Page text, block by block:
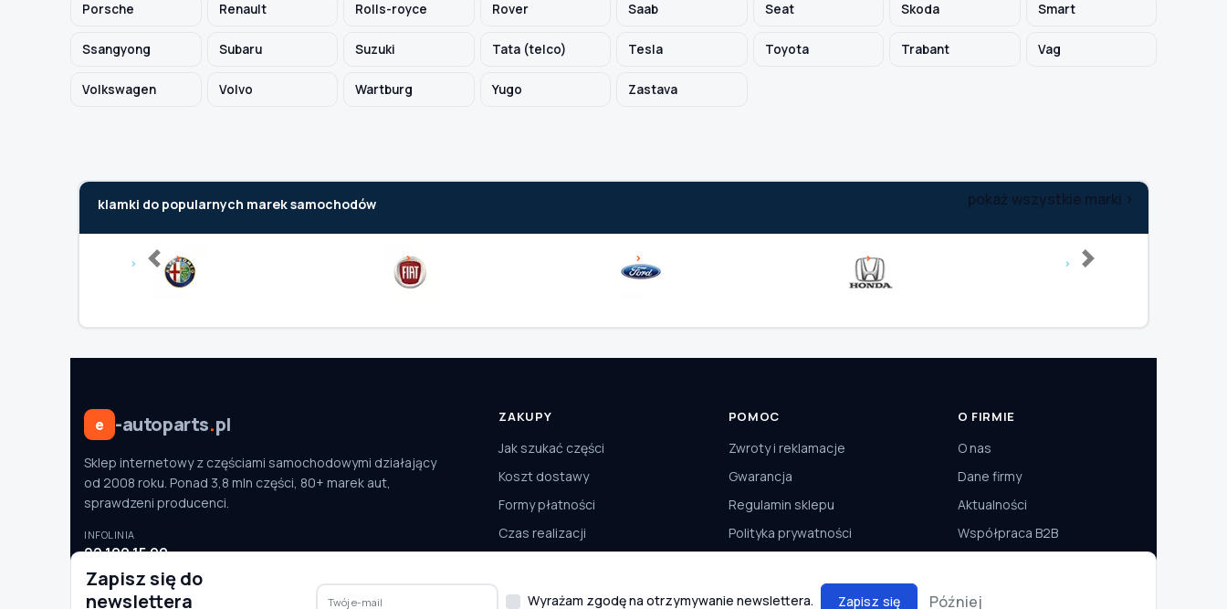
Porsche Renault Rolls-royce Rover Saab Seat Skoda Smart
Ssangyong Subaru Suzuki Tata (telco) Tesla Toyota Trabant Vag
Volkswagen Volvo Wartburg Yugo Zastava
klamki do popularnych marek samochodów pokaż wszystkie marki >
Previous
e -autoparts.pl
Sklep internetowy z częściami samochodowymi działający
od 2008 roku. Ponad 3,8 mln części, 80+ marek aut,
sprawdzeni producenci.
INFOLINIA
22 100 15 90
pon.–pt. 9:00–16:00
ZAKUPY
Jak szukać części
Koszt dostawy
Formy płatności
Czas realizacji
POMOC
Zwroty i reklamacje
Gwarancja
Regulamin sklepu
Polityka prywatności
O FIRMIE
O nas
Dane firmy
Aktualności
Współpraca B2B
Zapisz się do
newslettera
Wyrażam zgodę na otrzymywanie newslettera. Zapisz się Później